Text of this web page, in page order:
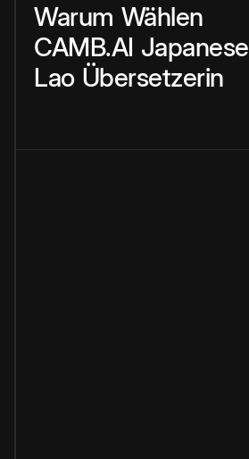
Warum Wählen
CAMB.AI Japanese
Lao Übersetzerin